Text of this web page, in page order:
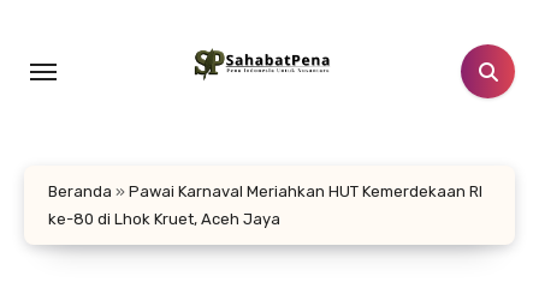
konten
Beranda » Pawai Karnaval Meriahkan HUT Kemerdekaan RI
ke-80 di Lhok Kruet, Aceh Jaya